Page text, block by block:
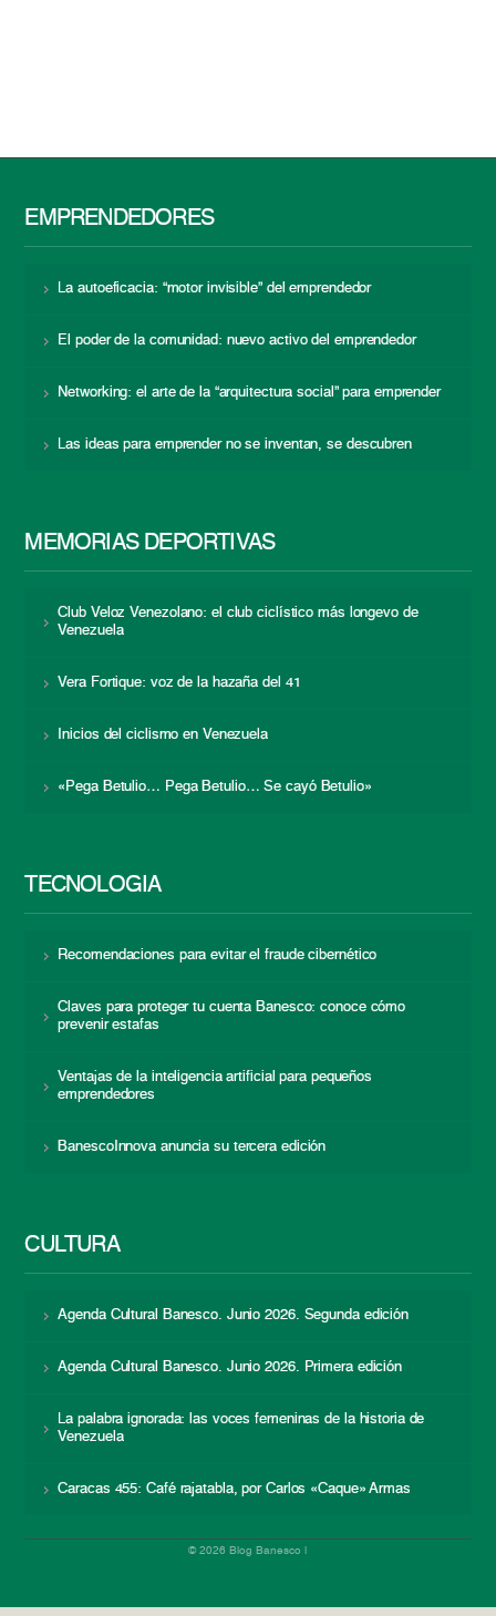
EMPRENDEDORES
La autoeficacia: “motor invisible” del emprendedor
El poder de la comunidad: nuevo activo del emprendedor
Networking: el arte de la “arquitectura social” para emprender
Las ideas para emprender no se inventan, se descubren
MEMORIAS DEPORTIVAS
Club Veloz Venezolano: el club ciclístico más longevo de
Venezuela
Vera Fortique: voz de la hazaña del 41
Inicios del ciclismo en Venezuela
«Pega Betulio… Pega Betulio… Se cayó Betulio»
TECNOLOGÍA
Recomendaciones para evitar el fraude cibernético
Claves para proteger tu cuenta Banesco: conoce cómo
prevenir estafas
Ventajas de la inteligencia artificial para pequeños
emprendedores
BanescoInnova anuncia su tercera edición
CULTURA
Agenda Cultural Banesco. Junio 2026. Segunda edición
Agenda Cultural Banesco. Junio 2026. Primera edición
La palabra ignorada: las voces femeninas de la historia de
Venezuela
Caracas 455: Café rajatabla, por Carlos «Caque» Armas
© 2026 Blog Banesco |